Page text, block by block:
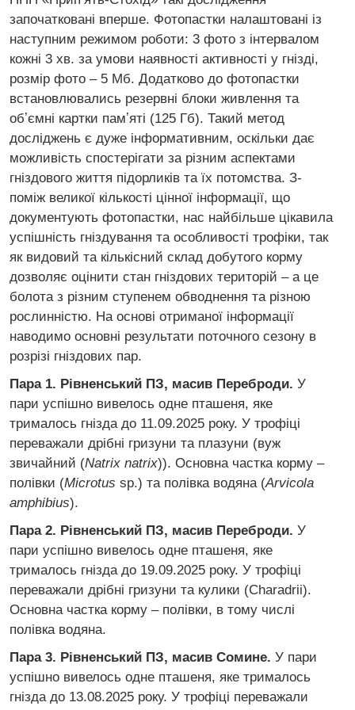
започатковані вперше. Фотопастки налаштовані із
наступним режимом роботи: 3 фото з інтервалом
кожні 3 хв. за умови наявності активності у гнізді,
розмір фото – 5 Мб. Додатково до фотопастки
встановлювались резервні блоки живлення та
обʼємні картки памʼяті (125 Гб). Такий метод
досліджень є дуже інформативним, оскільки дає
можливість спостерігати за різним аспектами
гніздового життя підорликів та їх потомства. З-
поміж великої кількості цінної інформації, що
документують фотопастки, нас найбільше цікавила
успішність гніздування та особливості трофіки, так
як видовий та кількісний склад добутого корму
дозволяє оцінити стан гніздових територій – а це
болота з різним ступенем обводнення та різною
рослинністю. На основі отриманої інформації
наводимо основні результати поточного сезону в
розрізі гніздових пар.
Пара 1. Рівненський ПЗ, масив Переброди. У
пари успішно вивелось одне пташеня, яке
трималось гнізда до 11.09.2025 року. У трофіці
переважали дрібні гризуни та плазуни (вуж
звичайний (Natrix natrix)). Основна частка корму –
полівки (Microtus sp.) та полівка водяна (Arvicola
amphibius).
Пара 2. Рівненський ПЗ, масив Переброди. У
пари успішно вивелось одне пташеня, яке
трималось гнізда до 19.09.2025 року. У трофіці
переважали дрібні гризуни та кулики (Charadrii).
Основна частка корму – полівки, в тому числі
полівка водяна.
Пара 3. Рівненський ПЗ, масив Сомине. У пари
успішно вивелось одне пташеня, яке трималось
гнізда до 13.08.2025 року. У трофіці переважали